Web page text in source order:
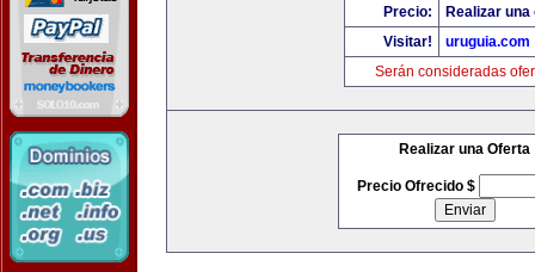
Precio:
Realizar
Visitar!
uruguia.com
Serán consideradas
Realizar una Oferta
Precio Ofrecido $